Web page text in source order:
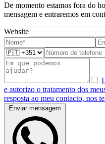
De momento estamos fora do
mensagem e entraremos em
Website
e autorizo o tratamento dos
resposta ao meu contacto, nos